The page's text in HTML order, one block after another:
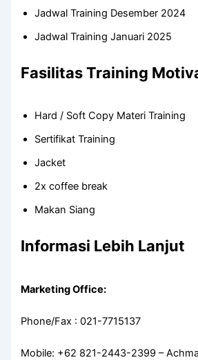
Jadwal Training Desember 2024
Jadwal Training Januari 2025
Fasilitas Training
Hard / Soft Copy Materi Training
Sertifikat Training
Jacket
2x coffee break
Makan Siang
Informasi Lebih Lanjut
Marketing Office:
Phone/Fax : 021-7715137
Mobile: +62 821-2443-2399 –